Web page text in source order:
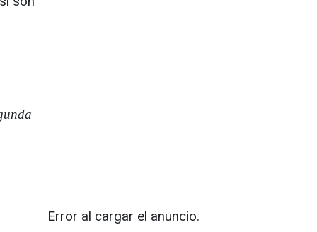
Error al cargar el anuncio.